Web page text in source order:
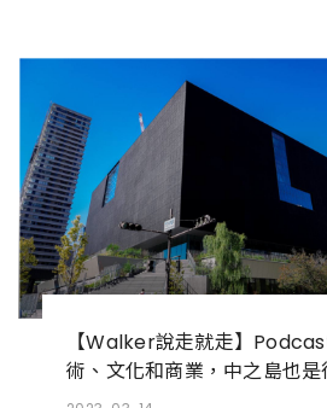
【Walker說走就走】
術、文化和商業，中之島也